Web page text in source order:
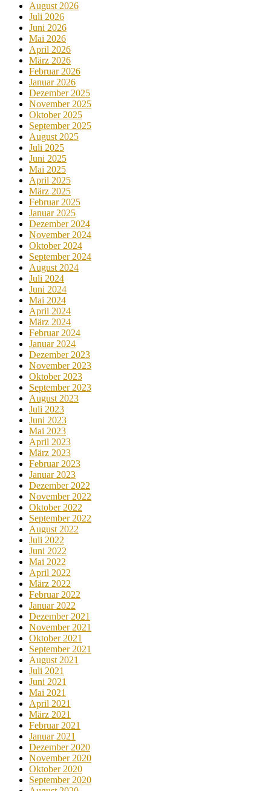
August 2026
Juli 2026
Juni 2026
Mai 2026
April 2026
März 2026
Februar 2026
Januar 2026
Dezember 2025
November 2025
Oktober 2025
September 2025
August 2025
Juli 2025
Juni 2025
Mai 2025
April 2025
März 2025
Februar 2025
Januar 2025
Dezember 2024
November 2024
Oktober 2024
September 2024
August 2024
Juli 2024
Juni 2024
Mai 2024
April 2024
März 2024
Februar 2024
Januar 2024
Dezember 2023
November 2023
Oktober 2023
September 2023
August 2023
Juli 2023
Juni 2023
Mai 2023
April 2023
März 2023
Februar 2023
Januar 2023
Dezember 2022
November 2022
Oktober 2022
September 2022
August 2022
Juli 2022
Juni 2022
Mai 2022
April 2022
März 2022
Februar 2022
Januar 2022
Dezember 2021
November 2021
Oktober 2021
September 2021
August 2021
Juli 2021
Juni 2021
Mai 2021
April 2021
März 2021
Februar 2021
Januar 2021
Dezember 2020
November 2020
Oktober 2020
September 2020